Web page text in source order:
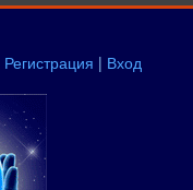
Регистрация | Вход